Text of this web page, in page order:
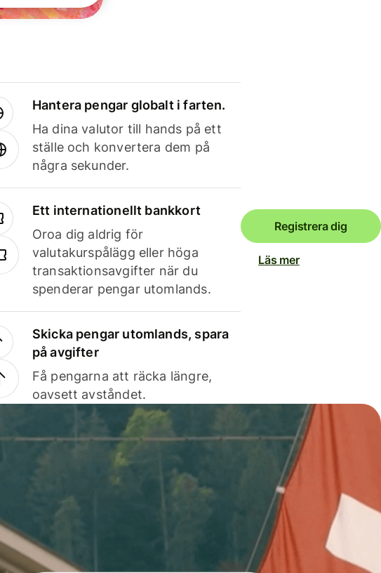
Hantera pengar globalt i farten.
Ha dina valutor till hands på ett
ställe och konvertera dem på
några sekunder.
Ett internationellt bankkort
Oroa dig aldrig för
valutakurspålägg eller höga
transaktionsavgifter när du
spenderar pengar utomlands.
Skicka pengar utomlands, spara
på avgifter
Få pengarna att räcka längre,
oavsett avståndet.
Registrera dig
Läs mer